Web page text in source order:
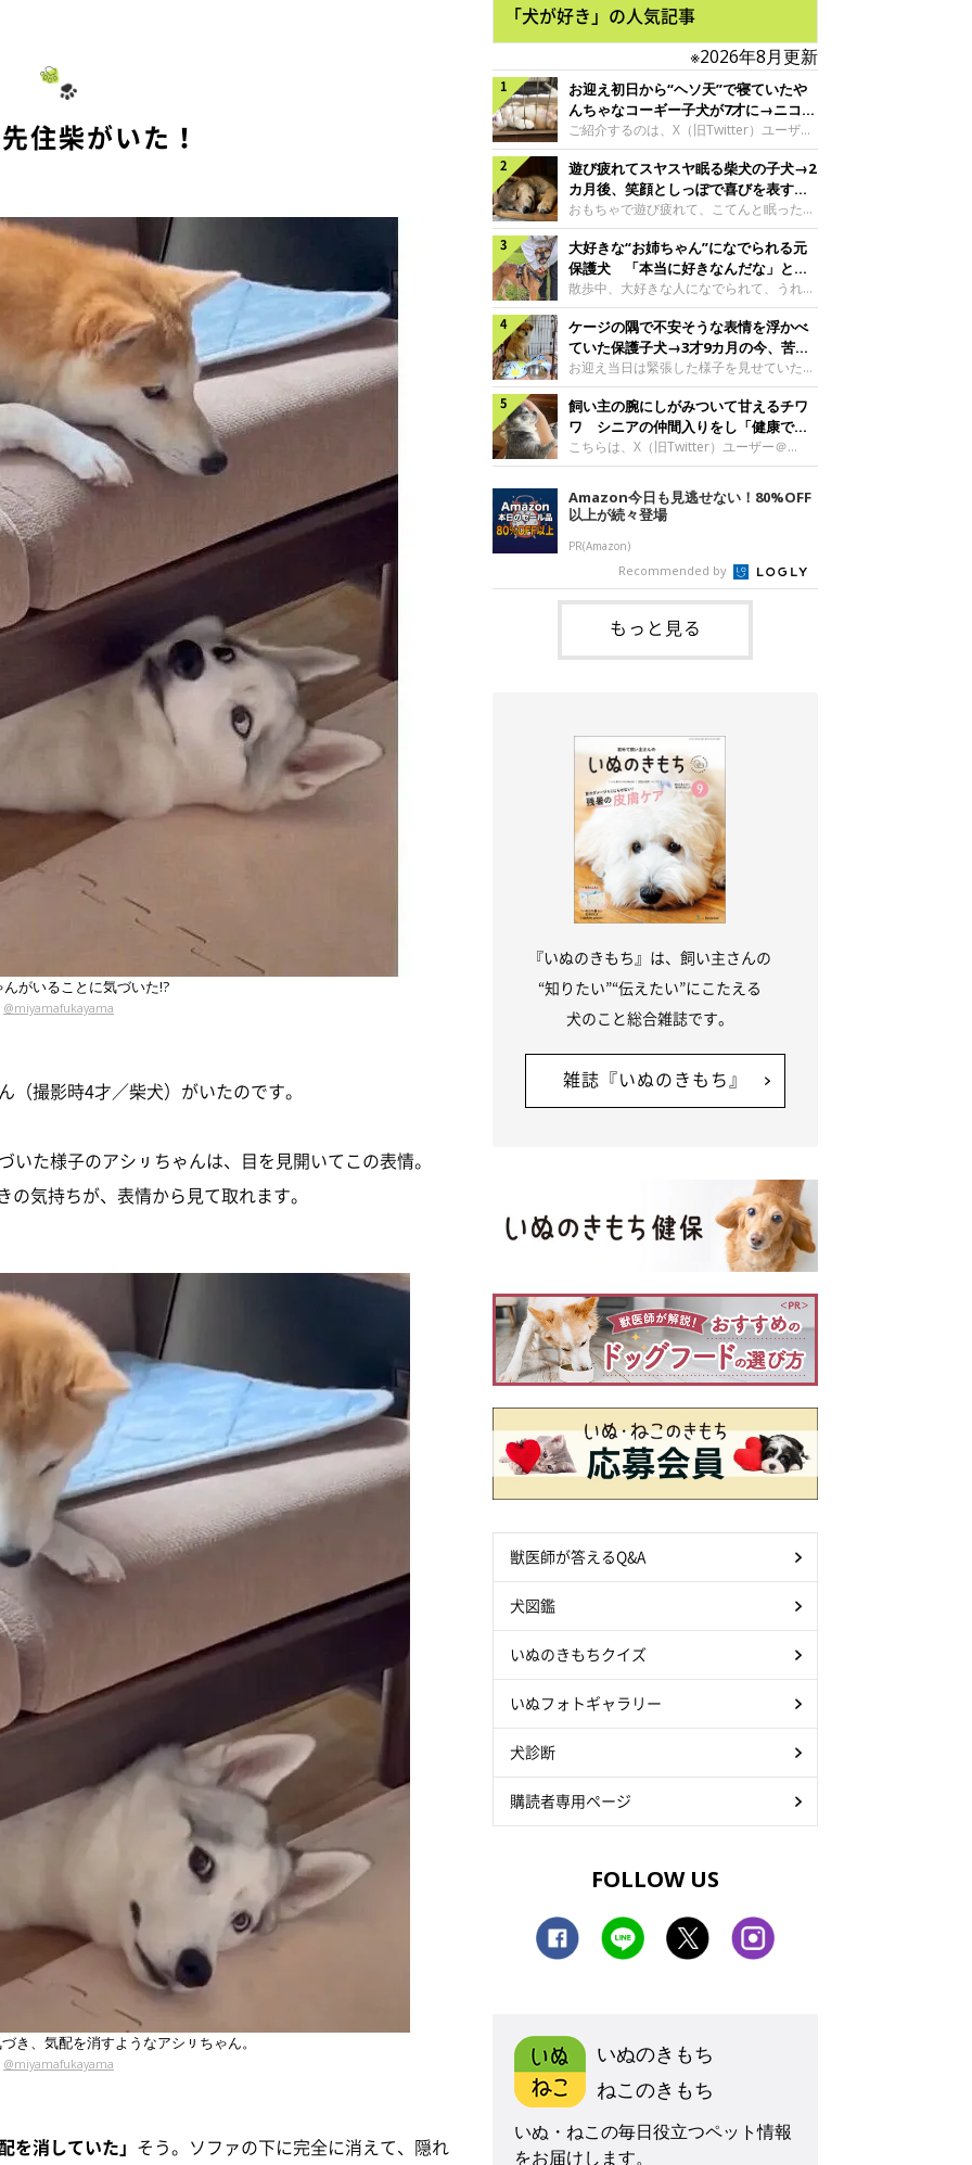
住柴がいた！
がいることに気づいた!?
@miyamafukayama
撮影時4才／柴犬）がいたのです。
た様子のアシㇼちゃんは、目を見開いてこの表情。
の気持ちが、表情から見て取れます。
き、気配を消すようなアシㇼちゃん。
@miyamafukayama
を消していた」 そう。ソファの下に完全に消えて、隠れ
「犬が好き」の人気記事
※2026年8月更新
お迎え初日から“ヘソ天”で寝ていたや
んちゃなコーギー子犬が7才に→ニコニ
コ“コーギースマイル”が魅力のコに成
長！
ご紹介するのは、X（旧Twitter）ユーザー
＠Kus1oKg2vsgdWS2さんの愛犬でウェル
シュ・コーギー・ペンブロークの神楽ちゃ
ん。今年の8月で7才になるという神楽ちゃ
んですが、いったいどんな子犬時代を過ご
したのでしょうか。今回は、神楽ちゃんの
成長を飼い主さんと振り返ります！神楽ち
ゃんの成長について聞いた！お迎えから数
日後の神楽ちゃん（撮影時生後2カ月）＠
Kus1oKg2vsgdWS2――お迎え当初の神楽
ちゃんの様子について教えてください。飼
い主さん： 「お迎え当日から“ヘソ天”で寝
るようなコでし
遊び疲れてスヤスヤ眠る柴犬の子犬→2
カ月後、笑顔としっぽで喜びを表すコ
に成長！
おもちゃで遊び疲れて、こてんと眠った子
犬。あれから2カ月、表情や行動にさまざ
まな変化が見られるようになりました。遊
び疲れて眠る生後2カ月のなっちゃん遊び
疲れた様子のなっちゃん。@Pkndg_紹介
するのは、X（旧Twitter）ユーザー
@Pkndg_さんの愛犬・なっちゃん（取材
時、生後4カ月／柴犬）。こちらの写真
は、なっちゃんが生後2カ月のころに撮影
された一枚です。この日、なっちゃんは家
族と一緒におもちゃで遊んでいました。た
くさん遊んで疲れたのか、その後は眠り始
めたそうです。眠るなっちゃん。
@Pkndg_
大好きな“お姉ちゃん”になでられる元
保護犬 「本当に好きなんだな」と感
じる表情にほっこり
散歩中、大好きな人になでられて、うれし
そうな表情を見せる元保護犬。甘えるよう
な姿に、見ているこちらまでほっこりしま
す。大好きな“お姉ちゃん”に甘える小次郎
くん妹さんになでてもらい、うれしそうな
表情を見せる小次郎くん（2026年6月撮
影）。@mika_Jimmy紹介するのは、X（旧
Twitter）ユーザー@mika_Jimmyさんの愛
犬・小次郎くん（撮影時5才）。こちら
は、飼い主さんの妹さんと一緒に散歩をし
日、飼い主さんは実家から自宅へ帰る途
中、妹さんと公園で待ち合わせ
ケージの隅で不安そうな表情を浮かべ
ていた保護子犬→3才9カ月の今、苦手
を克服し頼もしいコに成長！
お迎え当日は緊張した様子を見せていた元
野犬の保護子犬。あれから約3年半、苦手
だったことを一つひとつ克服し、家族に寄
り添う姿を見せています。お迎え当日、ケ
ージの隅で不安そうにお迎え当日のシルビ
アちゃん。@nemonemotos今回紹介する
のは、X（旧Twitter）ユーザー
@nemonemotosさんの愛犬・シルビアち
ゃん（撮影当時、生後推定2カ月）。飼い
主さんが「#最初に撮った一枚」として投
稿した写真には、ケージの隅で不安そうな
表情を浮かべるシルビアちゃんの姿が写っ
ていました。こちらは、保護犬だったシル
飼い主の腕にしがみついて甘えるチワ
ワ シニアの仲間入りをし「健康で穏
やかな暮らしが続いてほしい」と願う
こちらは、X（旧Twitter）ユーザー＠
kotubusuke617さんが投稿した写真。写
っているのは、愛犬でチワワのつぶしゃん
（本名：こつぶちゃん）です。飼い主さん
の腕にしがみつくつぶしゃん（撮影時6
才）＠kotubusuke617撮影当時の状況に
ついて伺うと、飼い主さんはこう教えてく
れました。飼い主さん： 「ある休日のこ
とです。私がソファに座った途端にひざの
上にのってきたので、そのままなでながら
テレビを見ていたのですが、微動だにしな
いので気になって見てみると、腕にしがみ
Amazon今日も見逃せない！80%OFF
以上が続々登場
PR(Amazon)
Recommended by
もっと見る
『いぬのきもち』は、飼い主さんの
“知りたい”“伝えたい”にこたえる
犬のこと総合雑誌です。
雑誌『いぬのきもち』
獣医師が答えるQ&A
犬図鑑
いぬのきもちクイズ
いぬフォトギャラリー
犬診断
購読者専用ページ
FOLLOW US
いぬのきもち
ねこのきもち
いぬ・ねこの毎日役立つペット情報
をお届けします。